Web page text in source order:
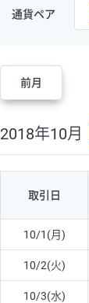
通貨ペア
前月
2018年10月
取引日
10/1(月)
10/2(火)
10/3(水)